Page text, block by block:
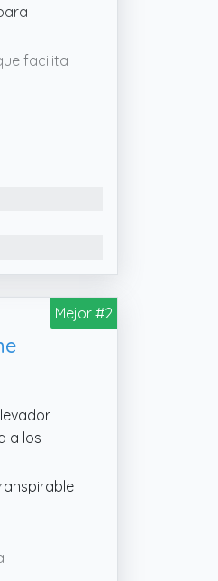
facilita
un
Mejor #2
a los